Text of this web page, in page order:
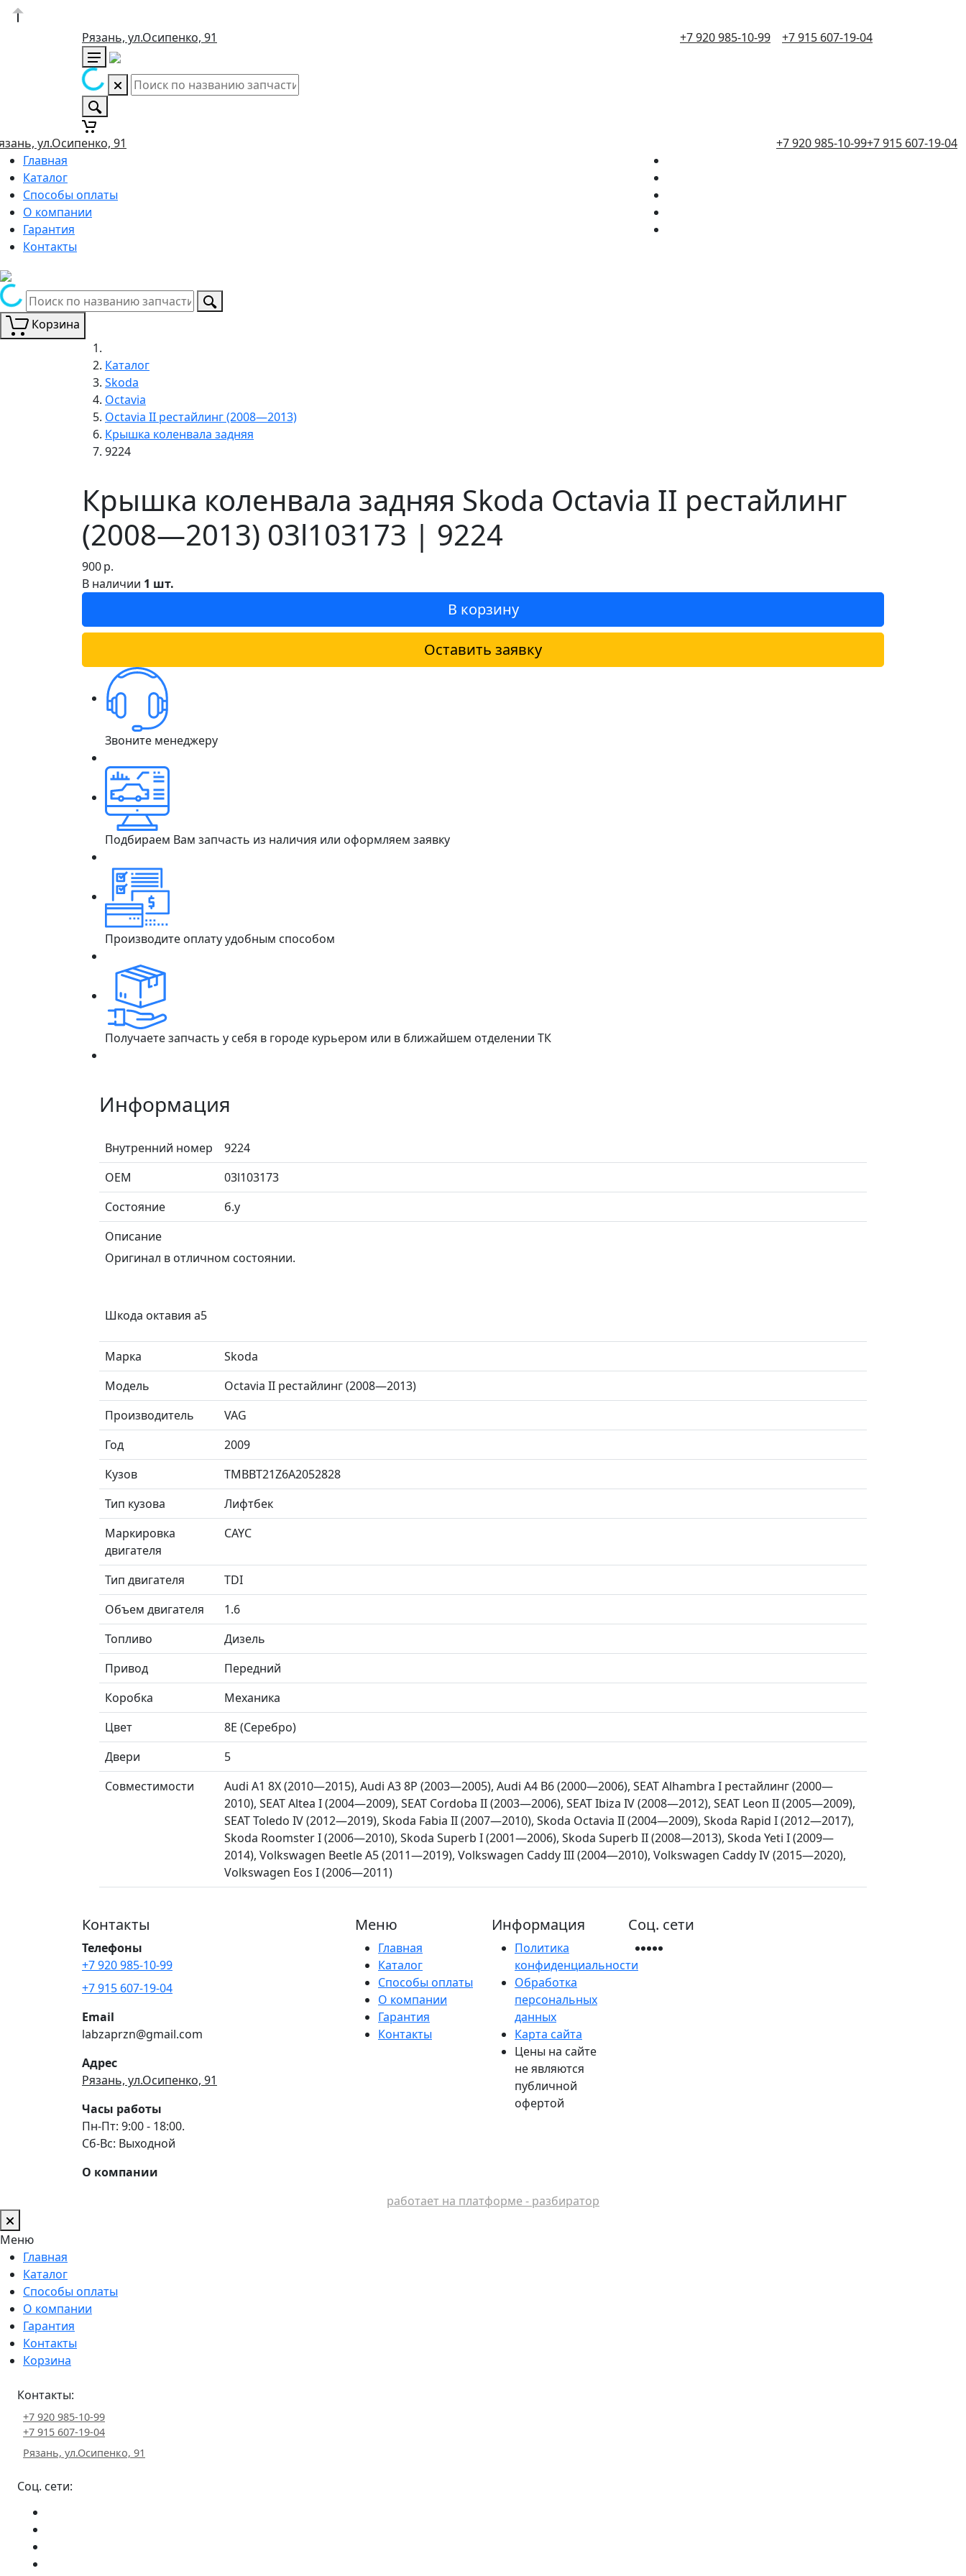
Рязань, ул.Осипенко, 91 +7 920 985-10-99 +7 915 607-19-04
ул.Осипенко, 91 +7 920 985-10-99+7 915 607-19-04
Главная
Каталог
Способы оплаты
О компании
Гарантия
Контакты
Корзина
Каталог
Skoda
Octavia
Octavia II рестайлинг (2008—2013)
Крышка коленвала задняя
9224
Крышка коленвала задняя Skoda Octavia II рестайлинг
(2008—2013) 03l103173 | 9224
900р.
В наличии 1 шт.
В корзину
Оставить заявку
Звоните менеджеру
Подбираем Вам запчасть из наличия или оформляем заявку
Производите оплату удобным способом
Получаете запчасть у себя в городе курьером или в ближайшем отделении ТК
Информация
Внутренний номер
9224
ОЕМ
03l103173
Состояние
б.у
Описание
Оригинал в отличном состоянии.
Шкода октавия а5
Марка
Skoda
Модель
Octavia II рестайлинг (2008—2013)
Производитель
VAG
Год
2009
Кузов
TMBBT21Z6A2052828
Тип кузова
Лифтбек
Маркировка
двигателя
CAYC
Тип двигателя
TDI
Объем двигателя
1.6
Топливо
Дизель
Привод
Передний
Коробка
Механика
Цвет
8E (Серебро)
Двери
5
Совместимости
Audi A1 8X (2010—2015), Audi A3 8P (2003—2005), Audi A4 B6 (2000—2006), SEAT Alhambra I рестайлинг (2000—
2010), SEAT Altea I (2004—2009), SEAT Cordoba II (2003—2006), SEAT Ibiza IV (2008—2012), SEAT Leon II (2005—2009),
SEAT Toledo IV (2012—2019), Skoda Fabia II (2007—2010), Skoda Octavia II (2004—2009), Skoda Rapid I (2012—2017),
Skoda Roomster I (2006—2010), Skoda Superb I (2001—2006), Skoda Superb II (2008—2013), Skoda Yeti I (2009—
2014), Volkswagen Beetle A5 (2011—2019), Volkswagen Caddy III (2004—2010), Volkswagen Caddy IV (2015—2020),
Volkswagen Eos I (2006—2011)
Контакты
Телефоны
+7 920 985-10-99
+7 915 607-19-04
Email
labzaprzn@gmail.com
Адрес
Рязань, ул.Осипенко, 91
Часы работы
Пн-Пт: 9:00 - 18:00.
Сб-Вс: Выходной
О компании
Меню
Главная
Каталог
Способы оплаты
О компании
Гарантия
Контакты
Информация
Политика
конфиденциальности
Обработка
персональных
данных
Карта сайта
Цены на сайте
не являются
публичной
офертой
Соц. сети
работает на платформе - разбиратор
Меню
Главная
Каталог
Способы оплаты
О компании
Гарантия
Контакты
Корзина
Контакты:
+7 920 985-10-99
+7 915 607-19-04
Рязань, ул.Осипенко, 91
Соц. сети: